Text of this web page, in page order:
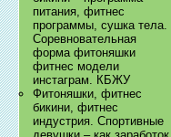
питания, фитнес
программы, сушка тела.
Соревновательная
форма фитоняшки
фитнес модели
инстаграм. КБЖУ
Фитоняшки, фитнес
бикини, фитнес
индустрия. Спортивные